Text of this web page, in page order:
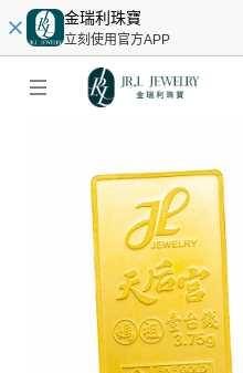
金瑞利珠寶
立刻使用官方APP